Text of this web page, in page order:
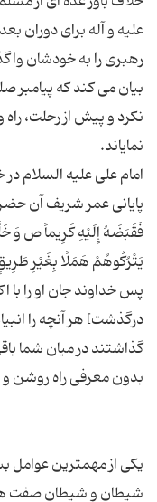
علیه و آله برای دوران
رهبری را به خودشان
بیان می کند که پیامبر
نکرد و پیش از رحلت،
امام علی علیه السلام
فَقَبَضَهُ إِلَیْهِ كَرِیماً ص وَ
پس خداوند جان او را
درگذشت] هر آنچه را
گذاشتند در میان شما
یکی از مهمترین عوامل
شیطان و شیطان صفت